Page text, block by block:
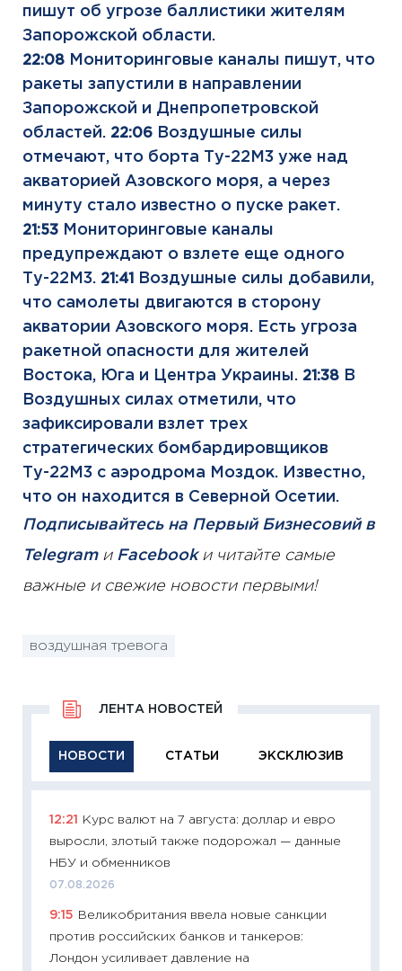
пишут об угрозе баллистики жителям
Запорожской области.
22:08 Мониторинговые каналы пишут, что
ракеты запустили в направлении
Запорожской и Днепропетровской
областей. 22:06 Воздушные силы
отмечают, что борта Ту-22М3 уже над
акваторией Азовского моря, а через
минуту стало известно о пуске ракет.
21:53 Мониторинговые каналы
предупреждают о взлете еще одного
Ту-22М3. 21:41
Воздушные силы добавили,
что самолеты двигаются в сторону
акватории Азовского моря. Есть угроза
ракетной опасности для жителей
Востока, Юга и Центра Украины. 21:38 В
Воздушных силах отметили, что
зафиксировали взлет трех
стратегических бомбардировщиков
Ту-22М3 с аэродрома Моздок. Известно,
что он находится в Северной Осетии.
Подписывайтесь на Первый Бизнесовий в
Telegramи Facebookи читайте самые
важные и свежие новости первыми!
воздушная тревога
НОВОСТИ СТАТЬИ ЭКСКЛЮЗИВ
ЛЕНТА НОВОСТЕЙ
12:21
Курс валют на 7 августа: доллар и евро
выросли, злотый также подорожал — данные
НБУ и обменников
07.08.2026
9:15
Великобритания ввела новые санкции
против российских банков и танкеров:
Лондон усиливает давление на